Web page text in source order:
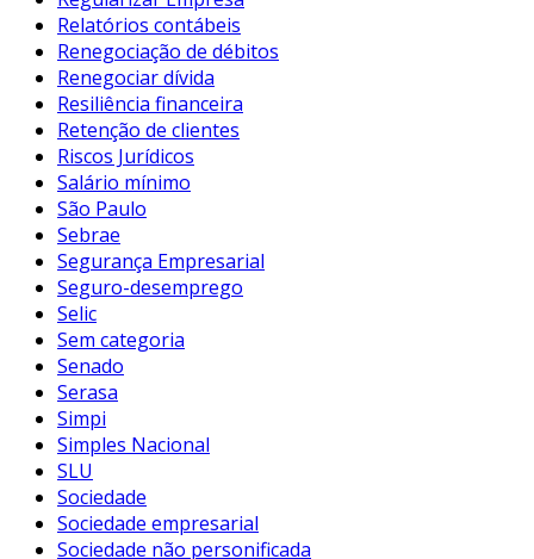
Relatórios contábeis
Renegociação de débitos
Renegociar dívida
Resiliência financeira
Retenção de clientes
Riscos Jurídicos
Salário mínimo
São Paulo
Sebrae
Segurança Empresarial
Seguro-desemprego
Selic
Sem categoria
Senado
Serasa
Simpi
Simples Nacional
SLU
Sociedade
Sociedade empresarial
Sociedade não personificada